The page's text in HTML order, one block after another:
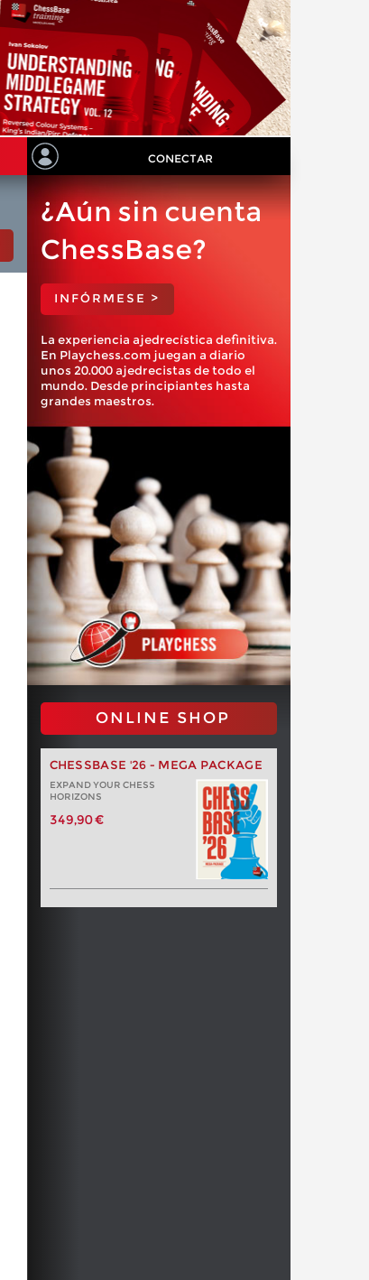
CONECTAR
¿Aún sin cuenta
ChessBase?
INFÓRMESE >
La experiencia ajedrecística definitiva.
En Playchess.com juegan a diario
unos 20.000 ajedrecistas de todo el
mundo. Desde principiantes hasta
grandes maestros.
ONLINE SHOP
CHESSBASE '26 - MEGA PACKAGE
EXPAND YOUR CHESS
HORIZONS
349,90 €